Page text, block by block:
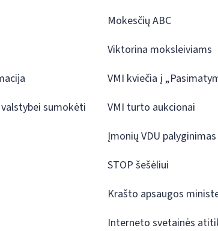
sumokėti
Mokesčių ABC
Viktorina moksleiviams
VMI kviečia į
VMI turto aukcionai
Įmonių VDU palyginimas
STOP šešėliui
Krašto apsaugos
Interneto svetainės